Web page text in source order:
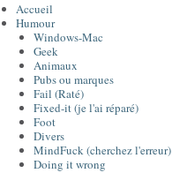
Accueil
Humour
Windows-Mac
Geek
Animaux
Pubs ou marques
Fail (Raté)
Fixed-it (je l'ai réparé)
Foot
Divers
MindFuck (cherchez l'erreur)
Doing it wrong